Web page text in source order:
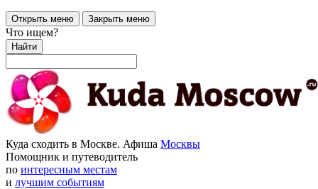
Открыть меню Закрыть меню
Что ищем?
Найти
Куда сходить в Москве. Афиша Москвы
Помощник и путеводитель
по интересным местам
и лучшим событиям